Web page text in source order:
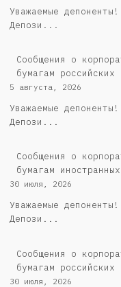
Уважаемые
Депози...
Cообщения о
бумагам российских
5 августа, 2026
Уважаемые
Депози...
Сообщения о
бумагам
30 июля, 2026
Уважаемые
Депози...
Cообщения о
бумагам российских
30 июля, 2026